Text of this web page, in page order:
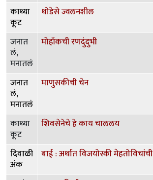
काथ्या
कूट
थोडेसे ज्वलनशील
जनात
लं,
मनातलं
मोहॉकची रणदुंदुभी
जनात
लं,
मनातलं
माणुसकीची चेन
काथ्या
कूट
शिवसेनेचे हे काय चाललय
दिवाळी
अंक
बाई : अर्थात विजयोस्की मेहतोविचांची